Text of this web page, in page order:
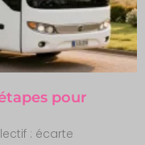
pour
: écarte